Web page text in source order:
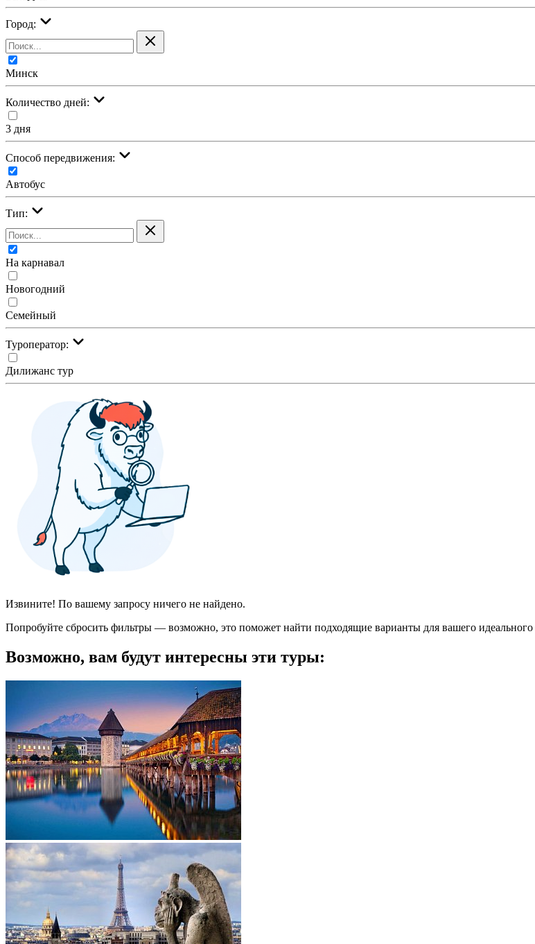
Город:
Минск
Количество дней:
3 дня
Cпособ передвижения:
Автобус
Тип:
На карнавал
Новогодний
Семейный
Туроператор:
Дилижанс тур
Извините! По вашему запросу ничего не найдено.
Попробуйте сбросить фильтры — возможно, это поможет найти подходящие варианты для вашего
Возможно, вам будут интересны эти туры: